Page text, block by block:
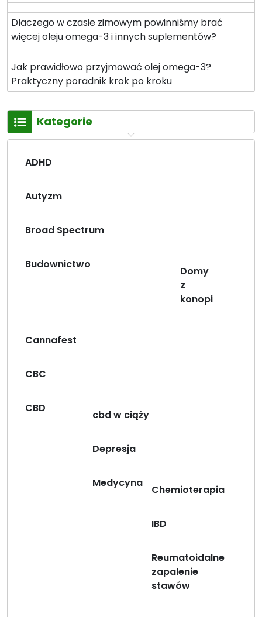
Dlaczego w czasie zimowym powinniśmy brać
więcej oleju omega-3 i innych suplementów?
Jak prawidłowo przyjmować olej omega-3?
Praktyczny poradnik krok po kroku
Kategorie
ADHD
Autyzm
Broad Spectrum
Budownictwo
Domy
z
konopi
Cannafest
CBC
CBD
cbd w ciąży
Depresja
Medycyna
Chemioterapia
IBD
Reumatoidalne
zapalenie
stawów